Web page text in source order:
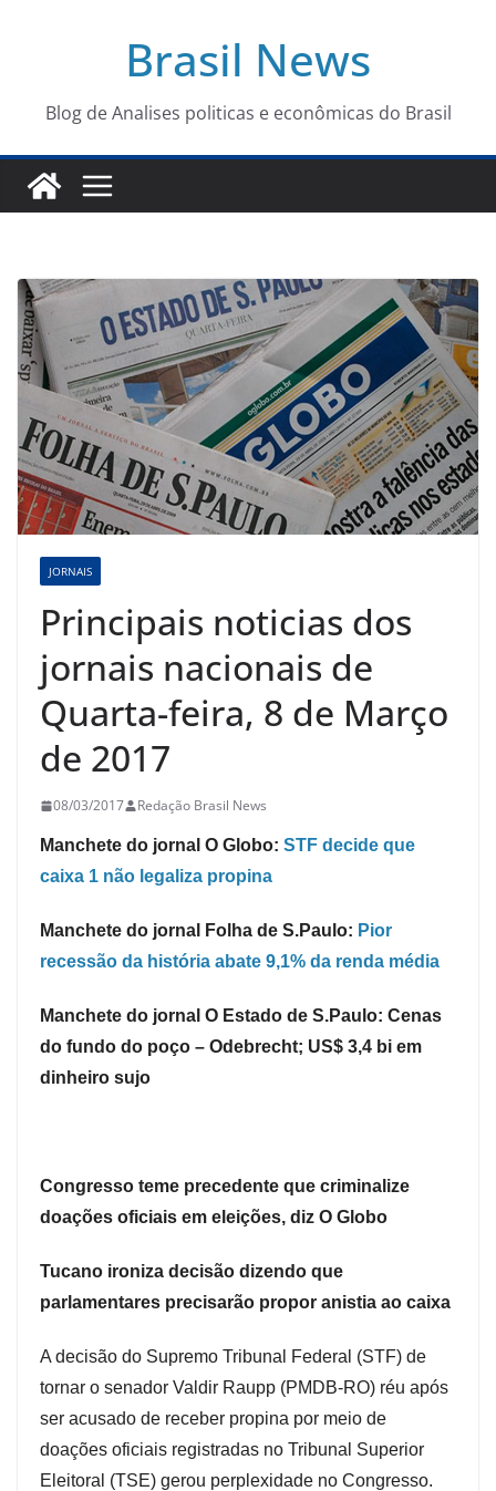
conteúdo
Brasil News
Blog de Analises politicas e econômicas do Brasil
JORNAIS
Principais noticias dos
jornais nacionais de
Quarta-feira, 8 de Março
de 2017
08/03/2017 Redação Brasil News
Manchete do jornal O Globo: STF decide que
caixa 1 não legaliza propina
Manchete do jornal Folha de S.Paulo: Pior
recessão da história abate 9,1% da renda média
Manchete do jornal O Estado de S.Paulo: Cenas
do fundo do poço – Odebrecht; US$ 3,4 bi em
dinheiro sujo
Congresso teme precedente que criminalize
doações oficiais em eleições, diz O Globo
Tucano ironiza decisão dizendo que
parlamentares precisarão propor anistia ao caixa
A decisão do Supremo Tribunal Federal (STF) de
tornar o senador Valdir Raupp (PMDB-RO) réu após
ser acusado de receber propina por meio de
doações oficiais registradas no Tribunal Superior
Eleitoral (TSE) gerou perplexidade no Congresso.